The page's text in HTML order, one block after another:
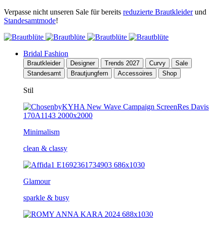
Verpasse nicht unseren Sale für bereits reduzierte Brautkleiderund
Standesamtmode!
Bridal Fashion
Brautkleider Designer Trends 2027 Curvy
Sale
Standesamt
Brautjungfern Accessoires Shop
Stil
Minimalism
clean & classy
Glamour
sparkle & busy